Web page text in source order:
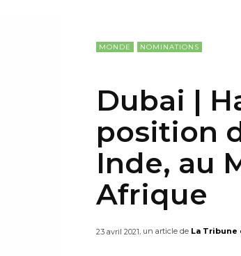
I
MONDE NOMINATIONS
Dubai |
position
Inde, au
Afrique
23 avril 2021, un article de La Tribune